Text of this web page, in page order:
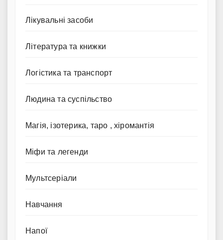
Лікувальні засоби
Література та книжки
Логістика та транспорт
Людина та суспільство
Магія, ізотерика, таро , хіромантія
Міфи та легенди
Мультсеріали
Навчання
Напої